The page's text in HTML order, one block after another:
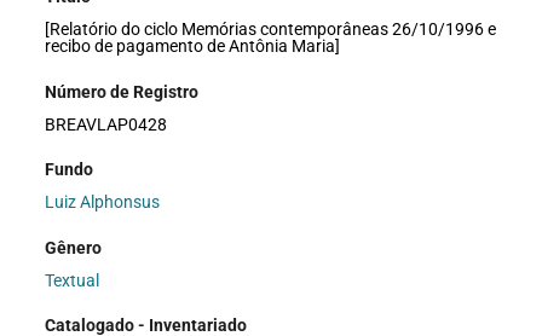
[Relatório do ciclo Memórias contemporâneas 26/10/1996 e
recibo de pagamento de Antônia Maria]
Número de Registro
BREAVLAP0428
Fundo
Luiz Alphonsus
Gênero
Textual
Catalogado - Inventariado